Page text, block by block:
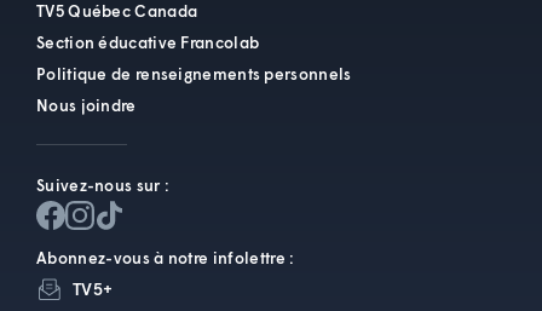
TV5 Québec Canada
Section éducative Francolab
Politique de renseignements personnels
Nous joindre
Suivez-nous sur :
Abonnez-vous à notre infolettre :
TV5+